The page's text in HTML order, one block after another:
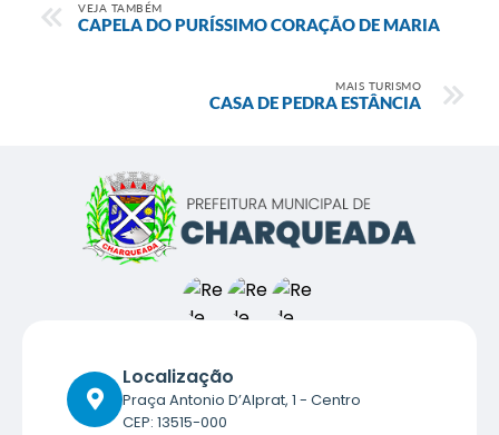
VEJA TAMBÉM
CAPELA DO PURÍSSIMO CORAÇÃO DE MARIA
MAIS TURISMO
CASA DE PEDRA ESTÂNCIA
Localização
Praça Antonio D’Alprat, 1 - Centro
CEP: 13515-000